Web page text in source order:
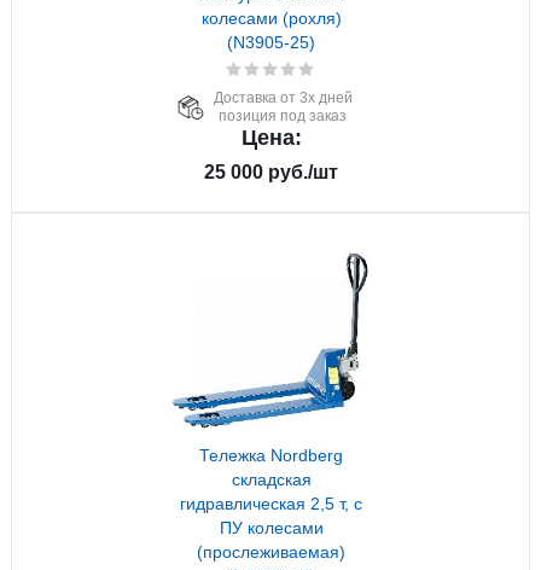
колесами (рохля)
(N3905-25)
Доставка от 3х дней
позиция под заказ
Цена:
25 000 руб./шт
Тележка Nordberg
складская
гидравлическая 2,5 т, с
ПУ колесами
(прослеживаемая)